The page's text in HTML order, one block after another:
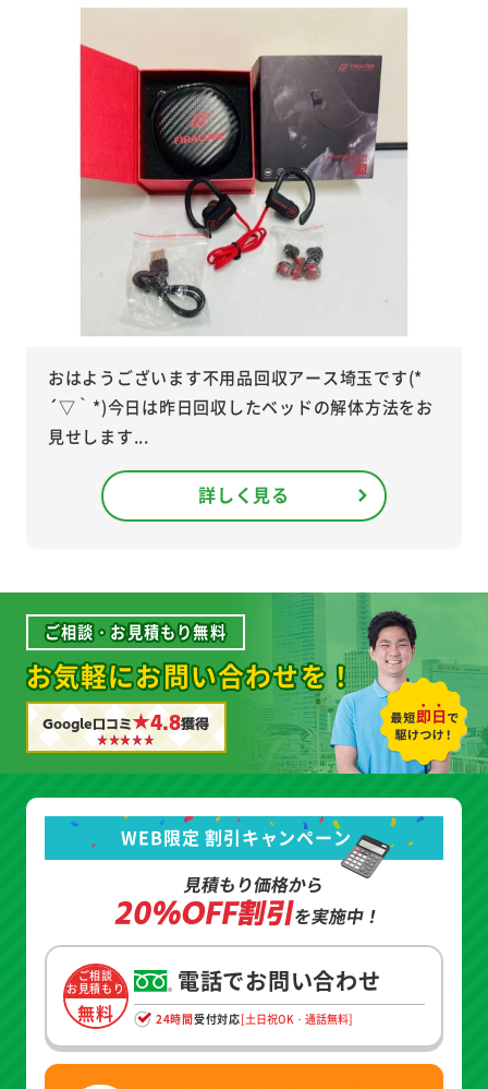
おはようございます不用品回収アース埼玉です(*
´▽｀*)今日は昨日回収したベッドの解体方法をお
見せします...
詳しく見る
ご相談・お見積もり無料
お気軽にお問い合わせを！
Google口コミ★4.8獲得
WEB限定 割引キャンペーン
見積もり価格から
20%OFF割引を実施中！
ご相談
お見積もり
無料
電話でお問い合わせ
24時間受付対応[土日祝OK・通話無料]